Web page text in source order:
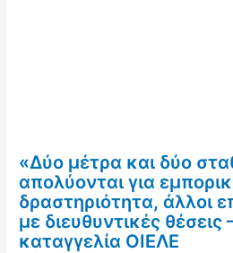
«Δύο μέτρα και δύο
απολύονται για
δραστηριότητα, άλλοι
με διευθυντικές
καταγγελία ΟΙΕΛΕ